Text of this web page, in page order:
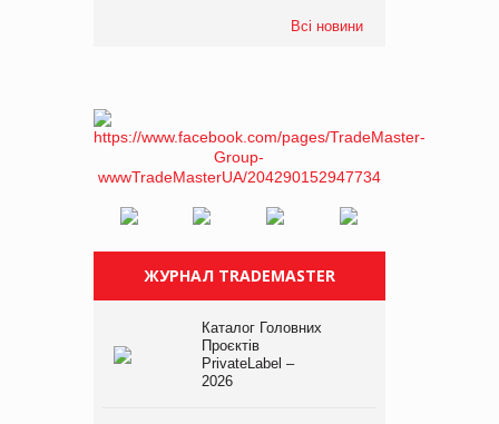
Всі новини
ЖУРНАЛ TRADEMASTER
Каталог Головних
Проєктів
PrivateLabel –
2026